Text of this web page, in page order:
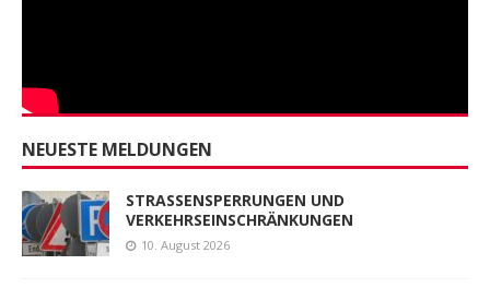
NEUESTE MELDUNGEN
STRASSENSPERRUNGEN UND
VERKEHRSEINSCHRÄNKUNGEN
10. August 2026